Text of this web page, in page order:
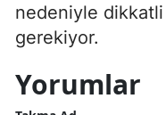
nedeniyle
gerekiyor.
Yorumlar